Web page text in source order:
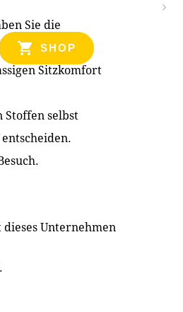
SHOP
Sie die
Produkte zu
Sitzkomfort
Stoffen selbst
Unternehmen